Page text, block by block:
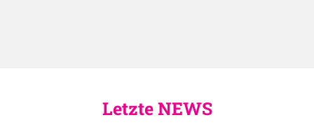
Letzte NEWS